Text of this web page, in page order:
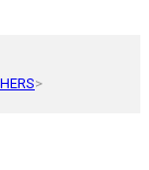
>